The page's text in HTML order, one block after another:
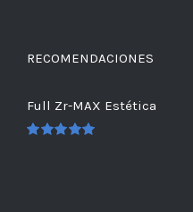
RECOMENDACIONES
Full Zr-MAX Estética